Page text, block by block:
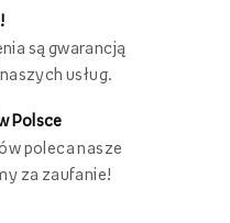
są gwarancją
usług.
Polsce
poleca nasze
za zaufanie!